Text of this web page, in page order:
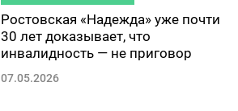
Ростовская «Надежда» уже почти
30 лет доказывает, что
инвалидность — не приговор
07.05.2026